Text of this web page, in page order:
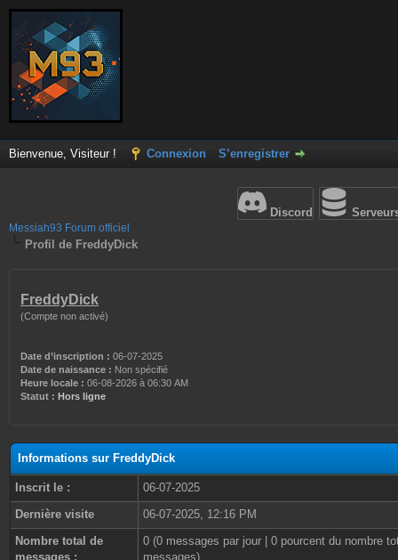
Bienvenue, Visiteur ! Connexion S’enregistrer
Discord
Messiah93 Forum officiel
Profil de FreddyDick
FreddyDick
(Compte non activé)
Date d’inscription : 06-07-2025
Date de naissance : Non spécifié
Heure locale : 06-08-2026 à 06:30 AM
Statut : Hors ligne
Informations sur FreddyDick
Inscrit le :
06-07-2025
Dernière visite
06-07-2025, 12:16 PM
Nombre total de
messages :
0 (0 messages par jour | 0 pourcent du nombre
messages)